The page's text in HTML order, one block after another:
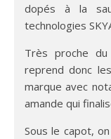
dopés à la
technologies
Très proche
reprend donc
marque avec
amande qui
Sous le capot,